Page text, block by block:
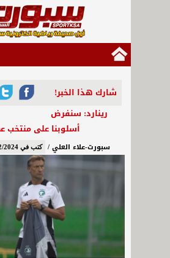
شارك هذا الخبر!
رينارد: سنفرض
أسلوبنا على منتخب
سبورت-علاء العلي / كتب في 30/12/2024 - 2:39 م